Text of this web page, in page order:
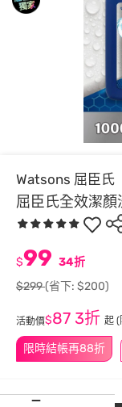
Watsons 屈臣氏
屈臣氏全效潔
限時結帳再88折
$99 34折
$299(省下: $200)
活動價$87 3折 起 (